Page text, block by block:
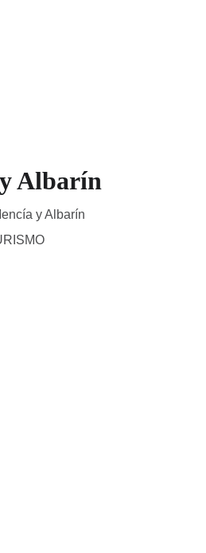
Albarín
y Albarín